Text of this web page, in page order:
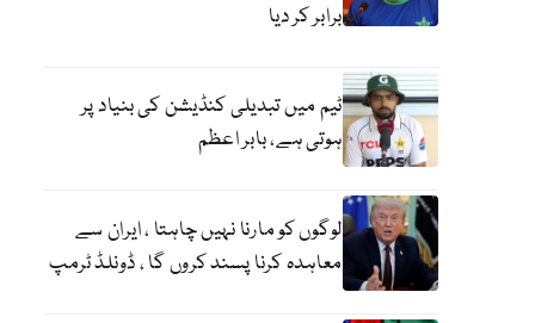
برابر کر دیا
ٹیم میں تبدیلی کنڈیشن کی بنیاد پر
ہوتی ہے، بابر اعظم
لوگوں کو مارنا نہیں چاہتا ، ایران سے
معاہدہ کرنا پسند کروں گا ، ڈونلڈ ٹرمپ